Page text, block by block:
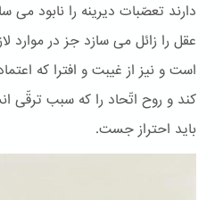
دارند تعصّبات دیرینه را نابود می
عقل را زائل می سازد جز در موارد
است و نیز از غیبت و افترا که
کند و روح اتّحاد را که سبب ترقّی
باید احتراز جست.